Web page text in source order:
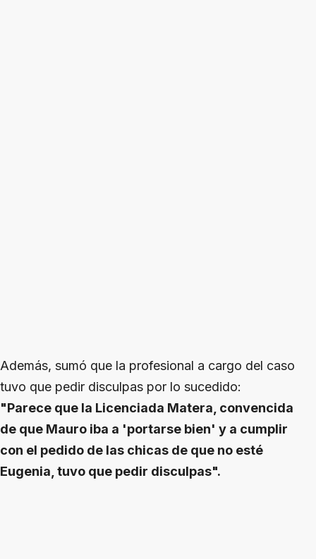
Además, sumó que la profesional a cargo del caso
tuvo que pedir disculpas por lo sucedido:
"Parece que la Licenciada Matera, convencida
de que Mauro iba a 'portarse bien' y a cumplir
con el pedido de las chicas de que no esté
Eugenia, tuvo que pedir disculpas".